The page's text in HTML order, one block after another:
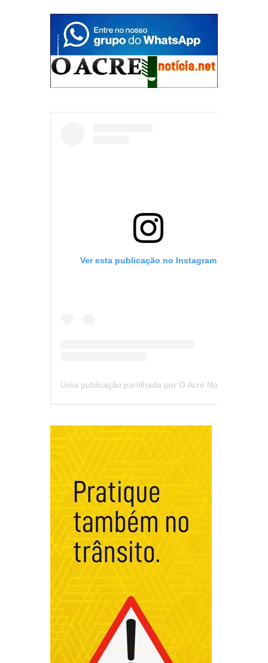
Ver esta publicação no Instagram